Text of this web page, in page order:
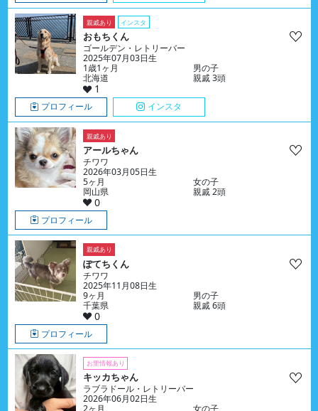
親戚あり インスタ
おもちくん
ゴールデン・レトリーバー
2025年07月03日生
1歳1ヶ月
男の子
北海道
親戚 3頭
1
プロフィール インスタ
親戚あり
アールちゃん
チワワ
2026年03月05日生
5ヶ月
女の子
岡山県
親戚 2頭
0
プロフィール
親戚あり
ぽてちくん
チワワ
2025年11月08日生
9ヶ月
男の子
千葉県
親戚 6頭
0
プロフィール
お里情報あり
キッカちゃん
ラブラドール・レトリーバー
2026年06月02日生